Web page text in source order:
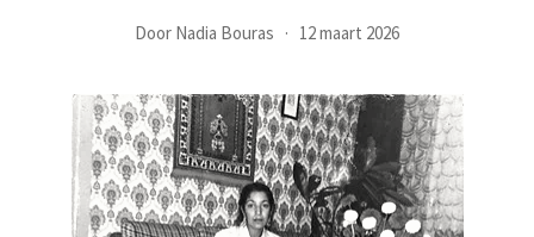
Door Nadia Bouras 12 maart 2026